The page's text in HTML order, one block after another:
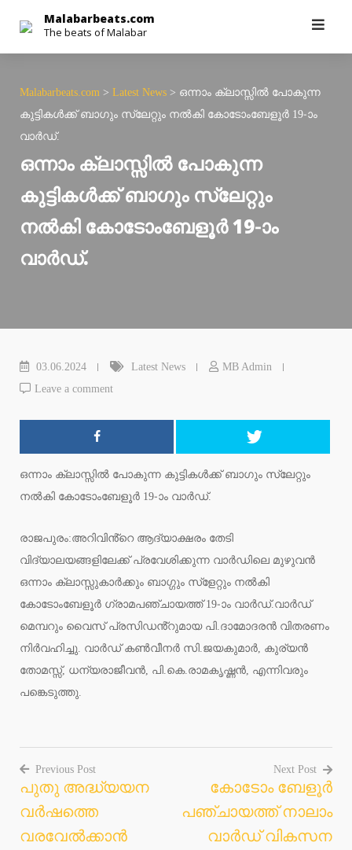
content
Malabarbeats.com
The beats of Malabar
Malabarbeats.com > Latest News > ഒന്നാം ക്ലാസ്സിൽ പോകുന്ന
കുട്ടികൾക്ക് ബാഗും സ്ലേറ്റും നൽകി കോടോംബേളൂർ 19-ാം
വാർഡ്.
ഒന്നാം ക്ലാസ്സിൽ പോകുന്ന
കുട്ടികൾക്ക് ബാഗും സ്ലേറ്റും
നൽകി കോടോംബേളൂർ 19-ാം
വാർഡ്.
03.06.2024 Latest News
MB Admin
Leave a comment
ഒന്നാം ക്ലാസ്സിൽ പോകുന്ന കുട്ടികൾക്ക് ബാഗും സ്ലേറ്റും
നൽകി കോടോംബേളൂർ 19-ാം വാർഡ്.
രാജപുരം:അറിവിൻ്റെ ആദ്യാക്ഷരം തേടി
വിദ്യാലയങ്ങളിലേക്ക് പ്രവേശിക്കുന്ന വാർഡിലെ മുഴുവൻ
ഒന്നാം ക്ലാസ്സുകാർക്കും ബാഗ്ഗും സ്ളേറ്റും നൽകി
കോടോംബേളൂർ ഗ്രാമപഞ്ചായത്ത് 19-ാം വാർഡ്.വാർഡ്
മെമ്പറും വൈസ് പ്രസിഡൻ്റുമായ പി.ദാമോദരൻ വിതരണം
നിർവഹിച്ചു. വാർഡ് കൺവീനർ സി.ജയകുമാർ, കുര്യൻ
തോമസ്സ്, ധന്യരാജീവൻ, പി.കെ.രാമകൃഷ്ണൻ, എന്നിവരും
പങ്കെടുത്തു.
Post
navigation
Previous Post
പുതു അദ്ധ്യയന
വർഷത്തെ
വരവേൽക്കാൻ
Next Post
കോടോം ബേളൂർ
പഞ്ചായത്ത് നാലാം
വാർഡ് വികസന